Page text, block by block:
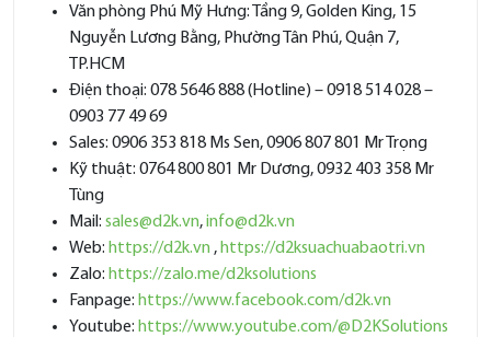
Văn phòng Phú Mỹ Hưng: Tầng 9, Golden King, 15
Nguyễn Lương Bằng, Phường Tân Phú, Quận 7,
TP.HCM
Điện thoại: 078 5646 888 (Hotline) – 0918 514 028 –
0903 77 49 69
Sales: 0906 353 818 Ms Sen, 0906 807 801 Mr Trọng
Kỹ thuật: 0764 800 801 Mr Dương, 0932 403 358 Mr
Tùng
Mail: sales@d2k.vn,info@d2k.vn
Web: https://d2k.vn , https://d2ksuachuabaotri.vn
Zalo: https://zalo.me/d2ksolutions
Fanpage: https://www.facebook.com/d2k.vn
Youtube: https://www.youtube.com/@D2KSolutions